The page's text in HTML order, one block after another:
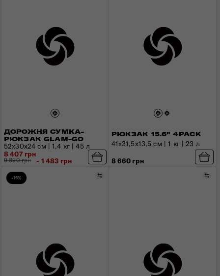
ДОРОЖНЯ СУМКА-
РЮКЗАК GLAM-GO
52x30x24 см | 1,4 кг | 45 л
8 407 грн
9 890 грн - 1 483 грн
РЮКЗАК 15.6" 4PACK
41x31,5x13,5 см | 1 кг | 23 л
8 660 грн
-15% Порівняти